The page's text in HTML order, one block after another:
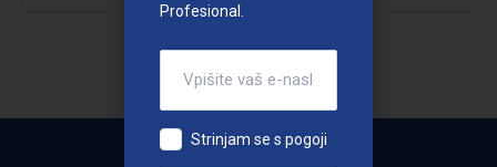
Profesional.
Strinjam se s pogoji